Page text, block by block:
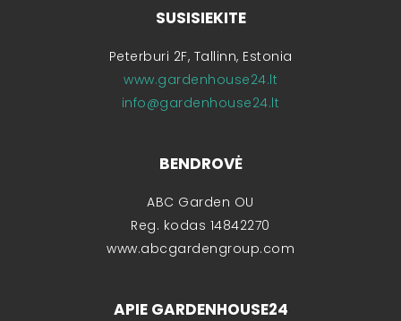
SUSISIEKITE
Peterburi 2F, Tallinn, Estonia
www.gardenhouse24.lt
info@gardenhouse24.lt
BENDROVĖ
ABC Garden OU
Reg. kodas 14842270
www.abcgardengroup.com
APIE GARDENHOUSE24